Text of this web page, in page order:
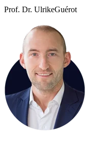
Prof. Dr. UlrikeGuérot